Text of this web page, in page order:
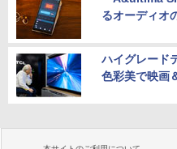
るオーディオ
ハイグレード
色彩美で映画